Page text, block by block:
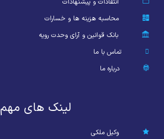
محاسبه هزینه ها و خسارات
بانک قوانین و آرای وحدت رویه
تماس با ما
درباره ما
لینک های مهم
وکیل ملکی